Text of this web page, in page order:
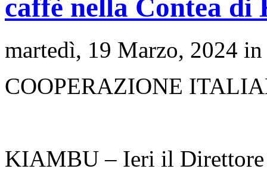
caffè nella Contea di
martedì, 19 Marzo, 2024
COOPERAZIONE
KIAMBU – Ieri il Direttore